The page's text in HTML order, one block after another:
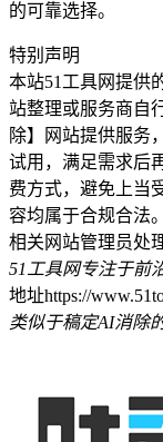
的可靠选择。
特别声明
本站51工具网提供
站整理或服务商自
除】网站提供服务
试用，满足需求后
费方式，避免上当
容均属于合规合法
相关网站管理员处
51工具网专注于前
地址https://
类似于稿定AI消除